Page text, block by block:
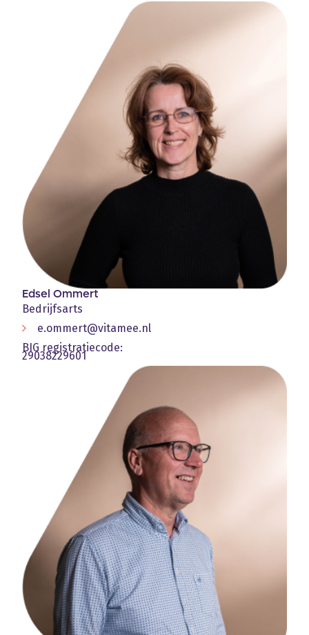
Edsel Ommert
Bedrijfsarts
e.ommert@vitamee.nl
BIG registratiecode:
29038229601